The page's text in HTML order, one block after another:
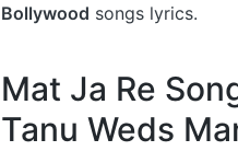
Bollywood songs lyrics.
Mat Ja Re
Tanu Weds